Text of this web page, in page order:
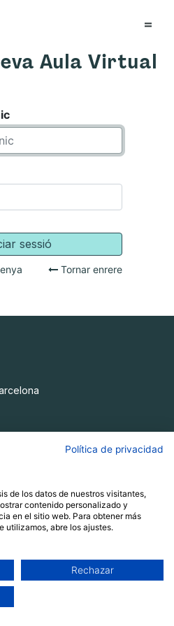
Aula Virtual
sessió
Tornar enrere
Política de privacidad
de los datos de nuestros visitantes,
contenido personalizado y
en el sitio web. Para obtener más
utilizamos, abre los ajustes.
Rechazar